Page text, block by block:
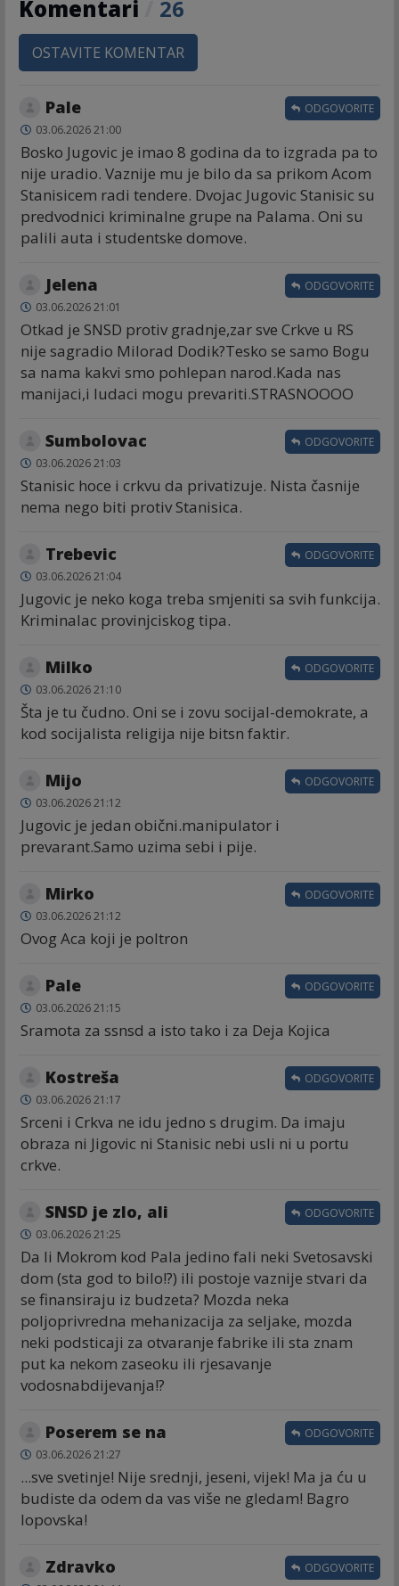
Komentari 26
OSTAVITE KOMENTAR
Pale
03.06.2026 21:00
Bosko Jugovic je imao 8 godina da to izgrada pa to
nije uradio. Vaznije mu je bilo da sa prikom Acom
Stanisicem radi tendere. Dvojac Jugovic Stanisic su
predvodnici kriminalne grupe na Palama. Oni su
palili auta i studentske domove.
ODGOVORITE
Jelena
03.06.2026 21:01
Otkad je SNSD protiv gradnje,zar sve Crkve u RS
nije sagradio Milorad Dodik?Tesko se samo Bogu
sa nama kakvi smo pohlepan narod.Kada nas
manijaci,i ludaci mogu prevariti.STRASNOOOO
ODGOVORITE
Sumbolovac
03.06.2026 21:03
Stanisic hoce i crkvu da privatizuje. Nista časnije
nema nego biti protiv Stanisica.
ODGOVORITE
Trebevic
03.06.2026 21:04
Jugovic je neko koga treba smjeniti sa svih funkcija.
Kriminalac provinjciskog tipa.
ODGOVORITE
Milko
03.06.2026 21:10
Šta je tu čudno. Oni se i zovu socijal-demokrate, a
kod socijalista religija nije bitsn faktir.
ODGOVORITE
Mijo
03.06.2026 21:12
Jugovic je jedan obični.manipulator i
prevarant.Samo uzima sebi i pije.
ODGOVORITE
Mirko
03.06.2026 21:12
Ovog Aca koji je poltron
ODGOVORITE
Pale
03.06.2026 21:15
Sramota za ssnsd a isto tako i za Deja Kojica
ODGOVORITE
Kostreša
03.06.2026 21:17
Srceni i Crkva ne idu jedno s drugim. Da imaju
obraza ni Jigovic ni Stanisic nebi usli ni u portu
crkve.
ODGOVORITE
SNSD je zlo, ali
03.06.2026 21:25
Da li Mokrom kod Pala jedino fali neki Svetosavski
dom (sta god to bilo!?) ili postoje vaznije stvari da
se finansiraju iz budzeta? Mozda neka
poljoprivredna mehanizacija za seljake, mozda
neki podsticaji za otvaranje fabrike ili sta znam
put ka nekom zaseoku ili rjesavanje
vodosnabdijevanja!?
ODGOVORITE
Poserem se na
03.06.2026 21:27
...sve svetinje! Nije srednji, jeseni, vijek! Ma ja ću u
budiste da odem da vas više ne gledam! Bagro
lopovska!
ODGOVORITE
Zdravko ODGOVORITE